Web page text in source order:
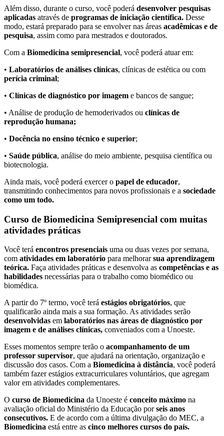
Além disso, durante o curso, você poderá desenvolver pesquisas
aplicadas através de programas de iniciação científica. Desse
modo, estará preparado para se envolver nas áreas acadêmicas e de
pesquisa, assim como para mestrados e doutorados.
Com a Biomedicina semipresencial, você poderá atuar em:
• Laboratórios de análises clínicas, clínicas de estética ou com
perícia criminal;
• Clínicas de diagnóstico por imagem e bancos de sangue;
• Análise de produção de hemoderivados ou clínicas de
reprodução humana;
• Docência no ensino técnico e superior;
• Saúde pública, análise do meio ambiente, pesquisa científica ou
biotecnologia.
Ainda mais, você poderá exercer o papel de educador,
transmitindo conhecimentos para novos profissionais e a sociedade
como um todo.
Curso de Biomedicina Semipresencial com muitas
atividades práticas
Você terá encontros presenciais uma ou duas vezes por semana,
com atividades em laboratório para melhorarsua aprendizagem
teórica. Faça atividades práticas e desenvolva as competências e as
habilidades necessárias para o trabalho como biomédico ou
biomédica.
A partir do 7º termo, você terá estágios obrigatórios, que
qualificarão ainda mais a sua formação. As atividades serão
desenvolvidas em laboratórios nas áreas de diagnóstico por
imagem e de análises clínicas, conveniados com a Unoeste.
Esses momentos sempre terão o acompanhamento de um
professor supervisor, que ajudará na orientação, organização e
discussão dos casos. Com a Biomedicina à distância, você poderá
também fazer estágios extracurriculares voluntários, que agregam
valor em atividades complementares.
O curso de Biomedicina da Unoeste é conceito máximo na
avaliação oficial do Ministério da Educação porseis anos
consecutivos. E de acordo com a última divulgação do MEC, a
Biomedicina está entre as cinco melhores cursos do país.